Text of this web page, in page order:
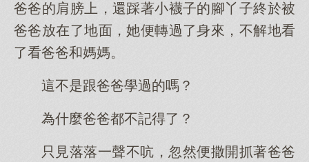
爸爸的肩膀上，還踩著小襪子的腳丫子終於被
爸爸放在了地面，她便轉過了身來，不解地看
了看爸爸和媽媽。
這不是跟爸爸學過的嗎？
為什麼爸爸都不記得了？
只見落落一聲不吭，忽然便撒開抓著爸爸